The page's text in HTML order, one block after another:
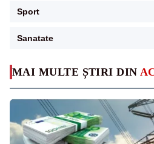
MAI MULTE ȘTIRI DIN
Sport
Sanatate